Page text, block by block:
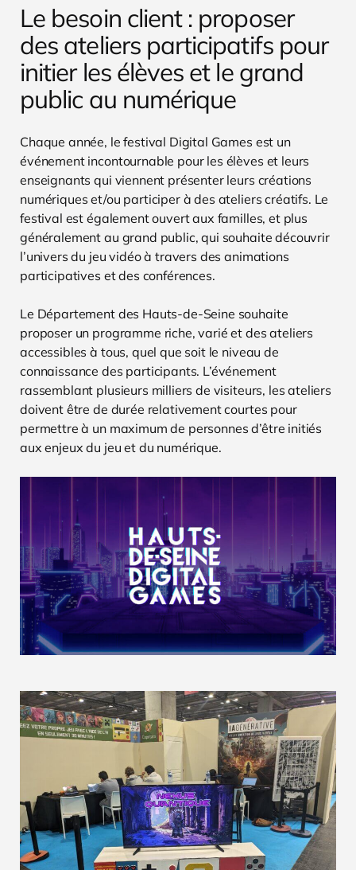
Le besoin client : proposer
des ateliers participatifs pour
initier les élèves et le grand
public au numérique
Chaque année, le festival Digital Games est un
événement incontournable pour les élèves et leurs
enseignants qui viennent présenter leurs créations
numériques et/ou participer à des ateliers créatifs. Le
festival est également ouvert aux familles, et plus
généralement au grand public, qui souhaite découvrir
l’univers du jeu vidéo à travers des animations
participatives et des conférences.
Le Département des Hauts-de-Seine souhaite
proposer un programme riche, varié et des ateliers
accessibles à tous, quel que soit le niveau de
connaissance des participants. L’événement
rassemblant plusieurs milliers de visiteurs, les ateliers
doivent être de durée relativement courtes pour
permettre à un maximum de personnes d’être initiés
aux enjeux du jeu et du numérique.